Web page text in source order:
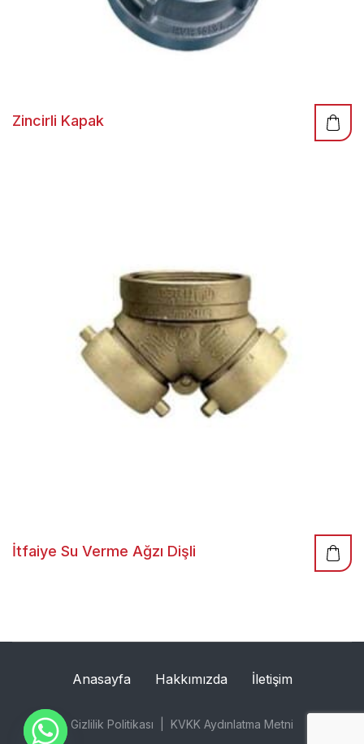
Zincirli Kapak
İtfaiye Su Verme Ağzı Dişli
Anasayfa Hakkımızda İletişim
Gizlilik Politikası KVKK Aydınlatma Metni